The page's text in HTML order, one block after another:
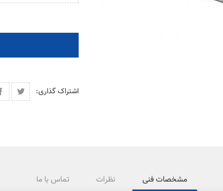
اشتراک گذاری:
مشخصات فنی نظرات تماس با ما